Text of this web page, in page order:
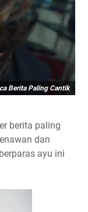
Berita Paling Cantik
berita paling
dan
ayu ini